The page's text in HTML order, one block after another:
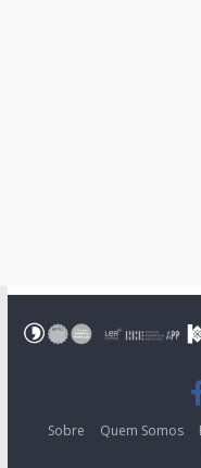
Sobre Quem Somos